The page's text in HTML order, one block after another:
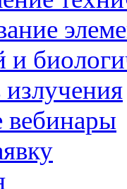
и
вебинары